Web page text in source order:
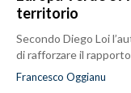
territorio
Secondo Diego Loi
di rafforzare il
Francesco Oggianu